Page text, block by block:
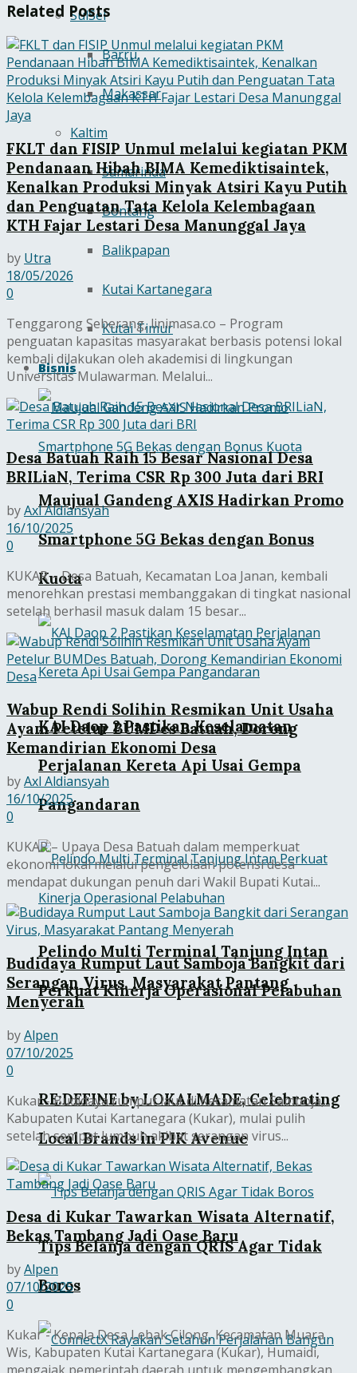
SulSel
Barru
Makassar
Kaltim
Samarinda
Bontang
Balikpapan
Kutai Kartanegara
Kutai Timur
Bisnis
Maujual Gandeng AXIS Hadirkan Promo
Smartphone 5G Bekas dengan Bonus
Kuota
KAI Daop 2 Pastikan Keselamatan
Perjalanan Kereta Api Usai Gempa
Pangandaran
Pelindo Multi Terminal Tanjung Intan
Perkuat Kinerja Operasional Pelabuhan
RE:DEFINE by LOKALMADE, Celebrating
Local Brands in PIK Avenue
Tips Belanja dengan QRIS Agar Tidak
Boros
Related Posts
FKLT dan FISIP Unmul melalui kegiatan PKM
Pendanaan Hibah BIMA Kemediktisaintek,
Kenalkan Produksi Minyak Atsiri Kayu Putih
dan Penguatan Tata Kelola Kelembagaan
KTH Fajar Lestari Desa Manunggal Jaya
by Utra
18/05/2026
0
Tenggarong Seberang, linimasa.co – Program
penguatan kapasitas masyarakat berbasis potensi lokal
kembali dilakukan oleh akademisi di lingkungan
Universitas Mulawarman. Melalui...
Desa Batuah Raih 15 Besar Nasional Desa
BRILiaN, Terima CSR Rp 300 Juta dari BRI
byAxl Aldiansyah
16/10/2025
0
KUKAR – Desa Batuah, Kecamatan Loa Janan, kembali
menorehkan prestasi membanggakan di tingkat nasional
setelah berhasil masuk dalam 15 besar...
Wabup Rendi Solihin Resmikan Unit Usaha
Ayam Petelur BUMDes Batuah, Dorong
Kemandirian Ekonomi Desa
byAxl Aldiansyah
16/10/2025
0
KUKAR – Upaya Desa Batuah dalam memperkuat
ekonomi lokal melalui pengelolaan potensi desa
mendapat dukungan penuh dari Wakil Bupati Kutai...
Budidaya Rumput Laut Samboja Bangkit dari
Serangan Virus, Masyarakat Pantang
Menyerah
byAlpen
07/10/2025
0
Kukar - Budidaya rumput laut di Kecamatan Samboja,
Kabupaten Kutai Kartanegara (Kukar), mulai pulih
setelah sempat lumpuh akibat serangan virus...
Desa di Kukar Tawarkan Wisata Alternatif,
Bekas Tambang Jadi Oase Baru
byAlpen
07/10/2025
0
Kukar - Kepala Desa Lebak Cilong, Kecamatan Muara
Wis, Kabupaten Kutai Kartanegara (Kukar), Humaidi,